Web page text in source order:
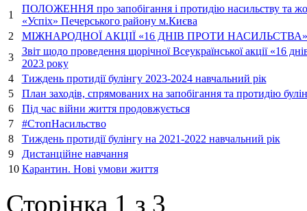
1
ПОЛОЖЕННЯ про запобігання і протидію насильству та
«Успіх» Печерського району м.Києва
2
МІЖНАРОДНОЇ АКЦІЇ «16 ДНІВ ПРОТИ НАСИЛЬСТВА»
3
Звіт щодо проведення щорічної Всеукраїнської акції «16
2023 року
4
Тиждень протидії булінгу 2023-2024 навчальний рік
5
План заходів, спрямованих на запобігання та протидію
6
Під час війни життя продовжується
7
#СтопНасильство
8
Тиждень протидії булінгу на 2021-2022 навчальний рік
9
Дистанційне навчання
10 Карантин. Нові умови життя
Сторінка 1 з 3